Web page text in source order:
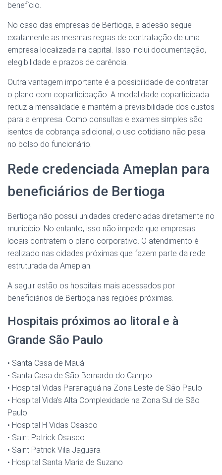
benefício.
No caso das empresas de Bertioga, a adesão segue
exatamente as mesmas regras de contratação de uma
empresa localizada na capital. Isso inclui documentação,
elegibilidade e prazos de carência.
Outra vantagem importante é a possibilidade de contratar
o plano com coparticipação. A modalidade coparticipada
reduz a mensalidade e mantém a previsibilidade dos custos
para a empresa. Como consultas e exames simples são
isentos de cobrança adicional, o uso cotidiano não pesa
no bolso do funcionário.
Rede credenciada Ameplan para
beneficiários de Bertioga
Bertioga não possui unidades credenciadas diretamente no
município. No entanto, isso não impede que empresas
locais contratem o plano corporativo. O atendimento é
realizado nas cidades próximas que fazem parte da rede
estruturada da Ameplan.
A seguir estão os hospitais mais acessados por
beneficiários de Bertioga nas regiões próximas.
Hospitais próximos ao litoral e à
Grande São Paulo
• Santa Casa de Mauá
• Santa Casa de São Bernardo do Campo
• Hospital Vidas Paranaguá na Zona Leste de São Paulo
• Hospital Vida’s Alta Complexidade na Zona Sul de São
Paulo
• Hospital H Vidas Osasco
• Saint Patrick Osasco
• Saint Patrick Vila Jaguara
• Hospital Santa Maria de Suzano